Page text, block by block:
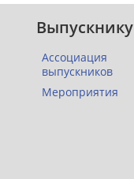
Выпускнику
Ассоциация
выпускников
Мероприятия